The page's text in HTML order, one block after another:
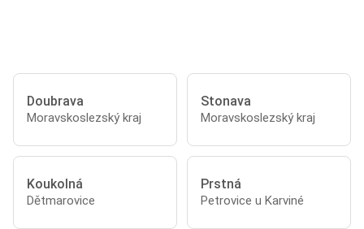
Doubrava
Moravskoslezský kraj
Stonava
Moravskoslezský kraj
Koukolná
Dětmarovice
Prstná
Petrovice u Karviné